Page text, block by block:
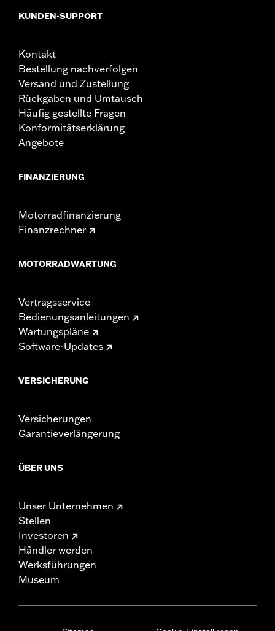
KUNDEN-SUPPORT
Kontakt
Bestellung nachverfolgen
Versand und Zustellung
Rückgaben und Umtausch
Häufig gestellte Fragen
Konformitätserklärung
Angebote
FINANZIERUNG
Motorradfinanzierung
Finanzrechner
MOTORRADWARTUNG
Vertragsservice
Bedienungsanleitungen
Wartungspläne
Software-Updates
VERSICHERUNG
Versicherungen
Garantieverlängerung
ÜBER UNS
Unser Unternehmen
Stellen
Investoren
Händler werden
Werksführungen
Museum